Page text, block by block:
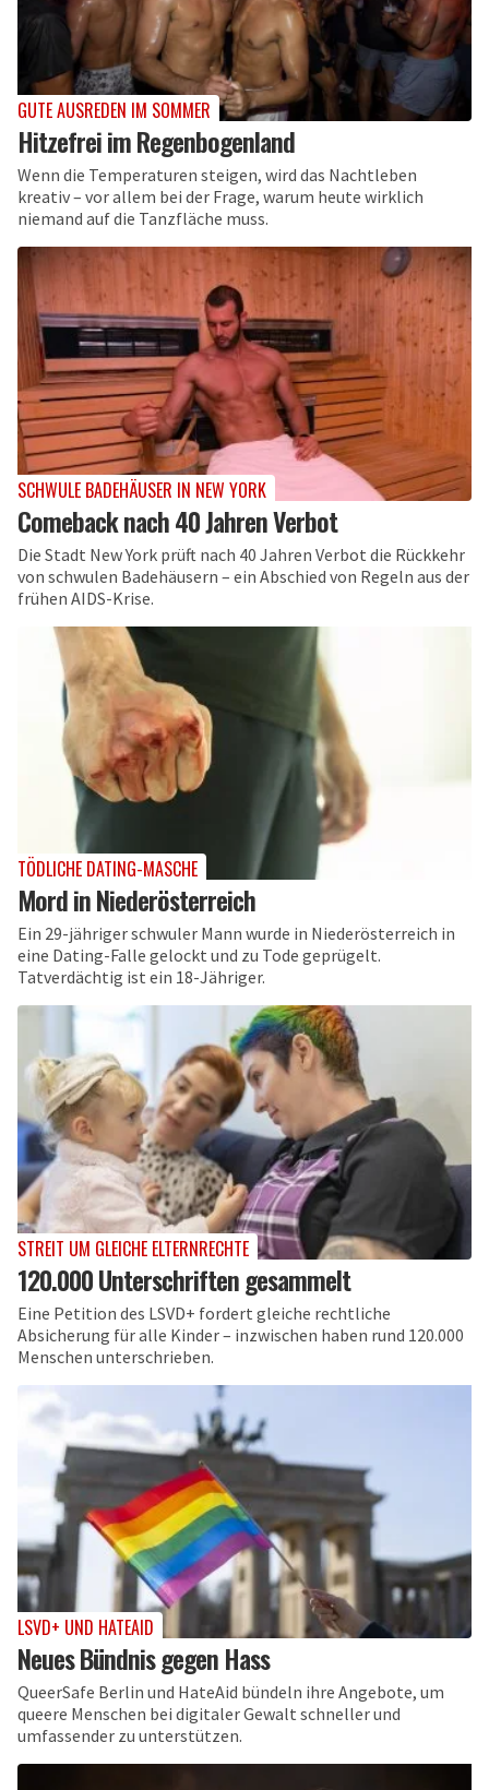
GUTE AUSREDEN IM SOMMER
Hitzefrei im Regenbogenland
Wenn die Temperaturen steigen, wird das Nachtleben
kreativ – vor allem bei der Frage, warum heute wirklich
niemand auf die Tanzfläche muss.
SCHWULE BADEHÄUSER IN NEW YORK
Comeback nach 40 Jahren Verbot
Die Stadt New York prüft nach 40 Jahren Verbot die Rückkehr
von schwulen Badehäusern – ein Abschied von Regeln aus der
frühen AIDS-Krise.
TÖDLICHE DATING-MASCHE
Mord in Niederösterreich
Ein 29-jähriger schwuler Mann wurde in Niederösterreich in
eine Dating-Falle gelockt und zu Tode geprügelt.
Tatverdächtig ist ein 18-Jähriger.
STREIT UM GLEICHE ELTERNRECHTE
120.000 Unterschriften gesammelt
Eine Petition des LSVD+ fordert gleiche rechtliche
Absicherung für alle Kinder – inzwischen haben rund 120.000
Menschen unterschrieben.
LSVD+ UND HATEAID
Neues Bündnis gegen Hass
QueerSafe Berlin und HateAid bündeln ihre Angebote, um
queere Menschen bei digitaler Gewalt schneller und
umfassender zu unterstützen.